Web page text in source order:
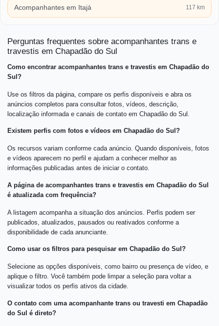
Acompanhantes em Itajá 117 km
Perguntas frequentes sobre acompanhantes trans e
travestis em Chapadão do Sul
Como encontrar acompanhantes trans e travestis em Chapadão do
Sul?
Use os filtros da página, compare os perfis disponíveis e abra os
anúncios completos para consultar fotos, vídeos, descrição,
localização informada e canais de contato em Chapadão do Sul.
Existem perfis com fotos e vídeos em Chapadão do Sul?
Os recursos variam conforme cada anúncio. Quando disponíveis, fotos
e vídeos aparecem no perfil e ajudam a conhecer melhor as
informações publicadas antes de iniciar o contato.
A página de acompanhantes trans e travestis em Chapadão do Sul
é atualizada com frequência?
A listagem acompanha a situação dos anúncios. Perfis podem ser
publicados, atualizados, pausados ou reativados conforme a
disponibilidade de cada anunciante.
Como usar os filtros para pesquisar em Chapadão do Sul?
Selecione as opções disponíveis, como bairro ou presença de vídeo, e
aplique o filtro. Você também pode limpar a seleção para voltar a
visualizar todos os perfis ativos da cidade.
O contato com uma acompanhante trans ou travesti em Chapadão
do Sul é direto?